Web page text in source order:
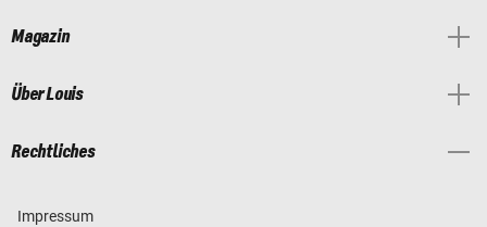
Magazin
Über Louis
Rechtliches
Impressum